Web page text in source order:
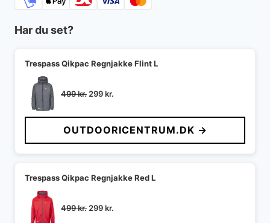
Har du set?
Trespass Qikpac Regnjakke Flint L
499kr. Den
pris
var:
499 kr..
299kr.
pris
er:
299 kr..
OUTDOORICENTRUM.DK →
Trespass Qikpac Regnjakke Red L
499kr. Den
299kr.